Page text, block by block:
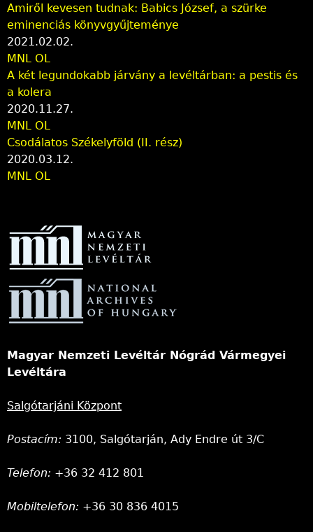
Amiről kevesen tudnak: Babics József, a szürke
eminenciás könyvgyűjteménye
2021.02.02.
MNL OL
A két legundokabb járvány a levéltárban: a pestis és
a kolera
2020.11.27.
MNL OL
Csodálatos Székelyföld (II. rész)
2020.03.12.
MNL OL
Magyar Nemzeti Levéltár Nógrád Vármegyei
Levéltára
Salgótarjáni Központ
Postacím: 3100, Salgótarján, Ady Endre út 3/C
Telefon: +36 32 412 801
Mobiltelefon: +36 30 836 4015